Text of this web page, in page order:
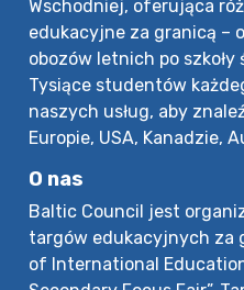
Wschodniej, oferująca
edukacyjne za granicą –
obozów letnich po
Tysiące studentów
naszych usług, aby
Europie, USA, Kanadzie,
O nas
Baltic Council jest
targów edukacyjnych za
of International